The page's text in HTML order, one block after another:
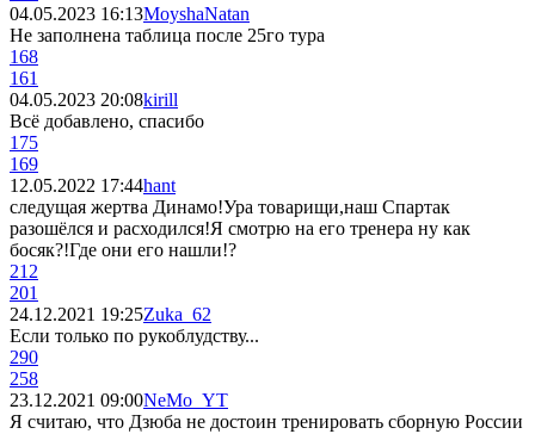
04.05.2023 16:13MoyshaNatan
Не заполнена таблица после 25го тура
168
161
04.05.2023 20:08kirill
Всё добавлено, спасибо
175
169
12.05.2022 17:44hant
следущая жертва Динамо!Ура товарищи,наш Спартак
разошёлся и расходился!Я смотрю на его тренера ну как
босяк?!Где они его нашли!?
212
201
24.12.2021 19:25Zuka_62
Если только по рукоблудству...
290
258
23.12.2021 09:00NeMo_YT
Я считаю, что Дзюба не достоин тренировать сборную России